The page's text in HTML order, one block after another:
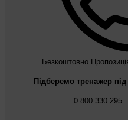
Безкоштовно
Підберемо тренажер під
0 800 330 295